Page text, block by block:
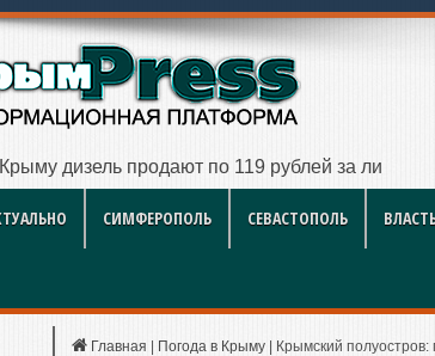
дизель продают по 119 рублей за литр
СИМФЕРОПОЛЬ СЕВАСТОПОЛЬ
Главная Погода в Крыму Крымский полуостров: